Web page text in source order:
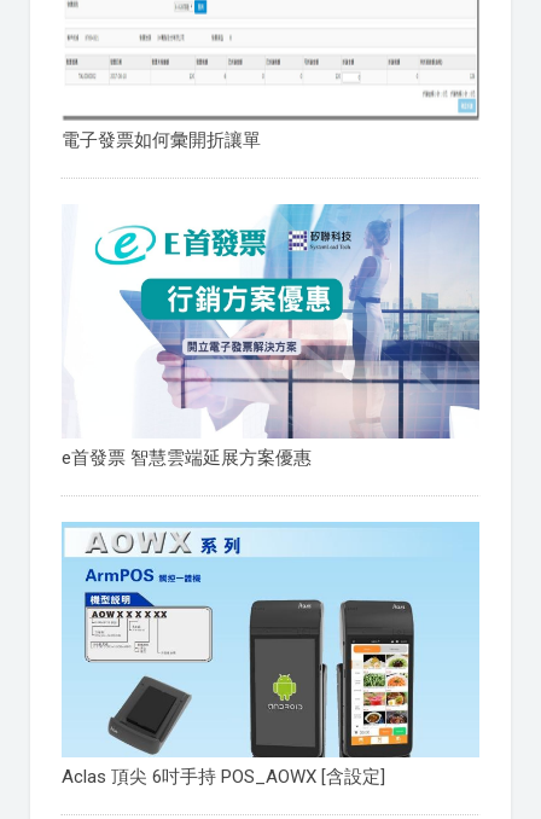
電子發票如何彙開折讓單
e首發票 智慧雲端延展方案優惠
Aclas 頂尖 6吋手持 POS_AOWX [含設定]